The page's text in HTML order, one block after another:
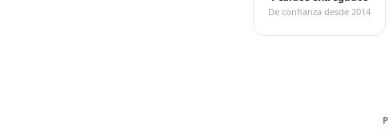
De confianza desde 2014